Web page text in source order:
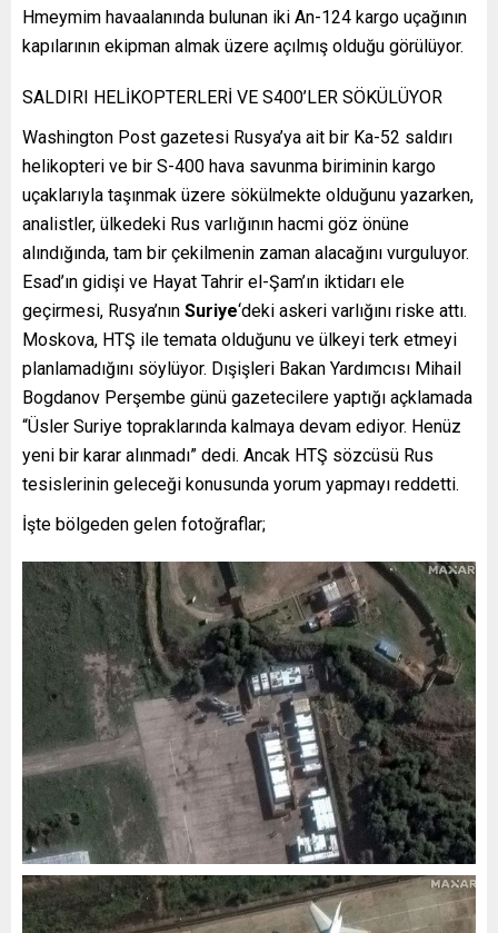
Hmeymim havaalanında bulunan iki An-124 kargo uçağının
kapılarının ekipman almak üzere açılmış olduğu görülüyor.
SALDIRI HELİKOPTERLERİ VE S400’LER SÖKÜLÜYOR
Washington Post gazetesi Rusya’ya ait bir Ka-52 saldırı
helikopteri ve bir S-400 hava savunma biriminin kargo
uçaklarıyla taşınmak üzere sökülmekte olduğunu yazarken,
analistler, ülkedeki Rus varlığının hacmi göz önüne
alındığında, tam bir çekilmenin zaman alacağını vurguluyor.
Esad’ın gidişi ve Hayat Tahrir el-Şam’ın iktidarı ele
geçirmesi, Rusya’nın Suriye‘deki askeri varlığını riske attı.
Moskova, HTŞ ile temata olduğunu ve ülkeyi terk etmeyi
planlamadığını söylüyor. Dışişleri Bakan Yardımcısı Mihail
Bogdanov Perşembe günü gazetecilere yaptığı açklamada
“Üsler Suriye topraklarında kalmaya devam ediyor. Henüz
yeni bir karar alınmadı” dedi. Ancak HTŞ sözcüsü Rus
tesislerinin geleceği konusunda yorum yapmayı reddetti.
İşte bölgeden gelen fotoğraflar;